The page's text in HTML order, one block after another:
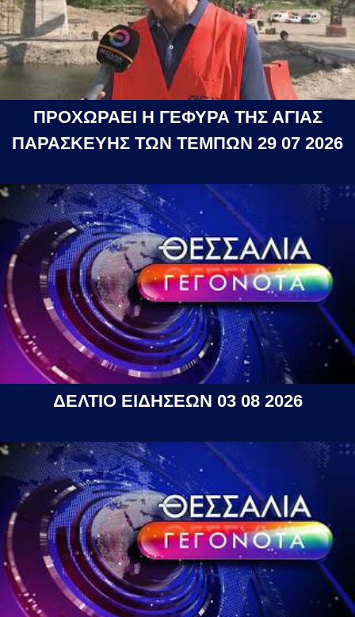
ΠΡΟΧΩΡΑΕΙ Η ΓΕΦΥΡΑ ΤΗΣ ΑΓΙΑΣ
ΠΑΡΑΣΚΕΥΗΣ ΤΩΝ ΤΕΜΠΩΝ 29 07 2026
ΔΕΛΤΙΟ ΕΙΔΗΣΕΩΝ 03 08 2026